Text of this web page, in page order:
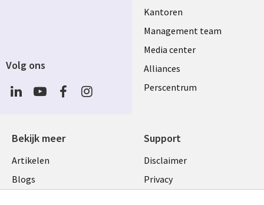
Kantoren
Management team
Media center
Alliances
Perscentrum
Bekijk meer
Library
Links
Artikelen
Blogs
Support
Legal
NETHERLANDS
Disclaimer
Privacy
Volg ons
Social
Media